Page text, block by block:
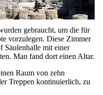
gebraucht, um die für
vorzulegen. Diese Zimmer
Säulenhalle mit einer
Man fand dort einen Altar.
Raum von zehn
Treppen kontinuierlich, zu